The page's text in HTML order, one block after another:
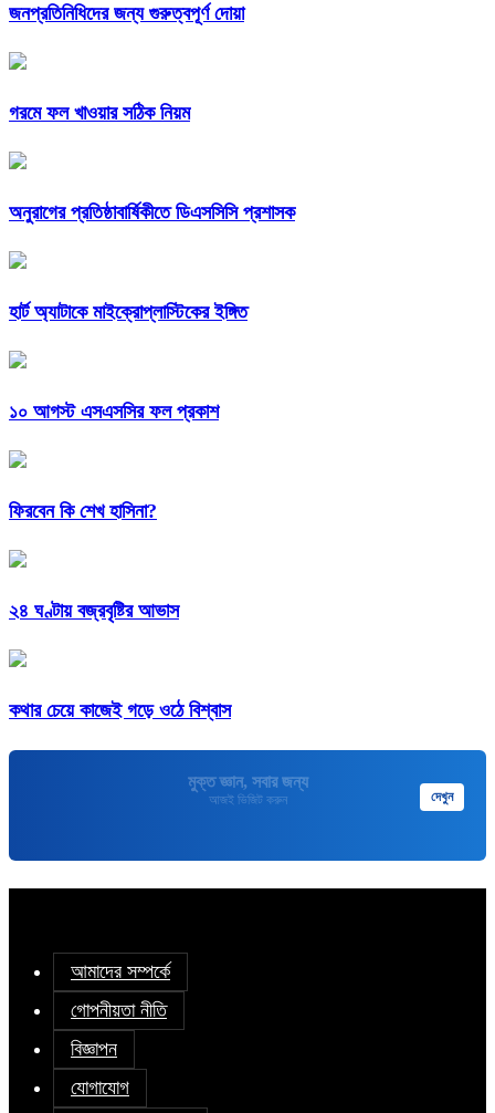
জনপ্রতিনিধিদের জন্য গুরুত্বপূর্ণ দোয়া
গরমে ফল খাওয়ার সঠিক নিয়ম
অনুরাগের প্রতিষ্ঠাবার্ষিকীতে ডিএসসিসি প্রশাসক
হার্ট অ্যাটাকে মাইক্রোপ্লাস্টিকের ইঙ্গিত
১০ আগস্ট এসএসসির ফল প্রকাশ
ফিরবেন কি শেখ হাসিনা?
২৪ ঘণ্টায় বজ্রবৃষ্টির আভাস
কথার চেয়ে কাজেই গড়ে ওঠে বিশ্বাস
মুক্তপিডিয়া
বাংলা ভাষার মুক্ত বিশ্বকোষ
দেখুন
আমাদের সম্পর্কে
গোপনীয়তা নীতি
বিজ্ঞাপন
যোগাযোগ